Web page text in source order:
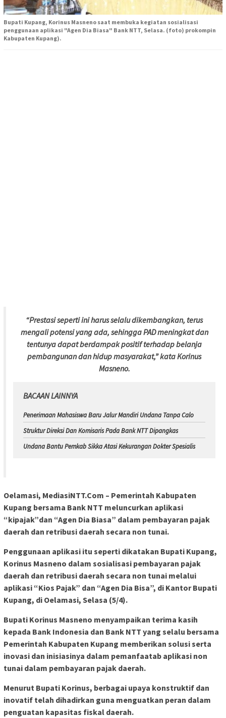
Bupati Kupang, Korinus Masneno saat membuka kegiatan sosialisasi
penggunaan aplikasi "Agen Dia Biasa" Bank NTT, Selasa. (foto) prokompin
Kabupaten Kupang).
“Prestasi seperti ini harus selalu dikembangkan, terus
mengali potensi yang ada, sehingga PAD meningkat dan
tentunya dapat berdampak positif terhadap belanja
pembangunan dan hidup masyarakat,” kata Korinus
Masneno.
BACAAN LAINNYA
Penerimaan Mahasiswa Baru Jalur Mandiri Undana Tanpa Calo
Struktur Direksi Dan Komisaris Pada Bank NTT Dipangkas
Undana Bantu Pemkab Sikka Atasi Kekurangan Dokter Spesialis
Oelamasi, MediasiNTT.Com – Pemerintah Kabupaten
Kupang bersama Bank NTT meluncurkan aplikasi
“kipajak”dan “Agen Dia Biasa” dalam pembayaran pajak
daerah dan retribusi daerah secara non tunai.
Penggunaan aplikasi itu seperti dikatakan Bupati Kupang,
Korinus Masneno dalam sosialisasi pembayaran pajak
daerah dan retribusi daerah secara non tunai melalui
aplikasi “Kios Pajak” dan “Agen Dia Bisa”, di Kantor Bupati
Kupang, di Oelamasi, Selasa (5/4).
Bupati Korinus Masneno menyampaikan terima kasih
kepada Bank Indonesia dan Bank NTT yang selalu bersama
Pemerintah Kabupaten Kupang memberikan solusi serta
inovasi dan inisiasinya dalam pemanfaatab aplikasi non
tunai dalam pembayaran pajak daerah.
Menurut Bupati Korinus, berbagai upaya konstruktif dan
inovatif telah dihadirkan guna menguatkan peran dalam
penguatan kapasitas fiskal daerah.